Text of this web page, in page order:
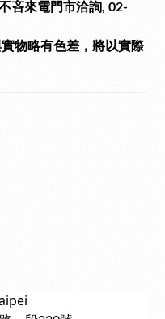
吝來電門市洽詢, 02-
物略有色差，將以實際